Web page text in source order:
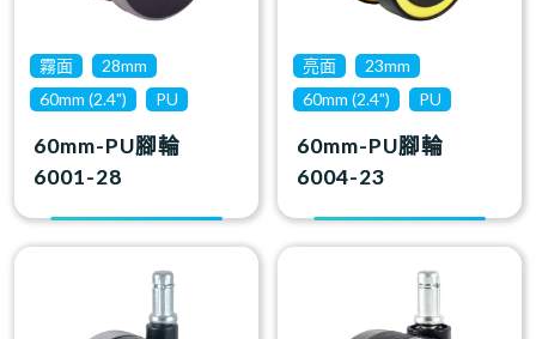
霧面
28mm
60mm (2.4")
PU
60mm-PU腳輪
6001-28
亮面
23mm
60mm (2.4")
PU
60mm-PU腳輪
6004-23